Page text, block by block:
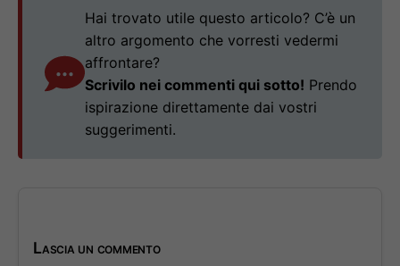
Hai trovato utile questo articolo? C’è un
altro argomento che vorresti vedermi
affrontare?
Scrivilo nei commenti qui sotto! Prendo
ispirazione direttamente dai vostri
suggerimenti.
Lascia un commento